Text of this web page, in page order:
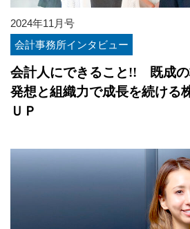
2024年11月号
会計事務所インタビュー
会計人にできること!! 既成
発想と組織力で成長を続ける
ＵＰ